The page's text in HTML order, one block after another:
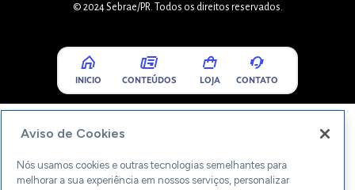
© 2024 Sebrae/PR. Todos os direitos reservados.
INICIO CONTEÚDOS LOJA CONTATO
Aviso de Cookies
Nós usamos cookies e outras tecnologias semelhantes para
melhorar a sua experiência em nossos serviços, personalizar